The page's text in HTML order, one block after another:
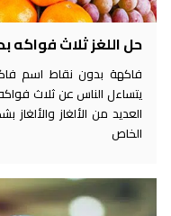
حل اللغز ثلاث فواكه
فاكهة بدون نقاط اسم
يتساءل الناس عن ثلاث
العديد من الألغاز
الخاص